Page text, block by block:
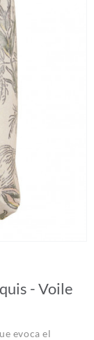
- Voile
evoca el